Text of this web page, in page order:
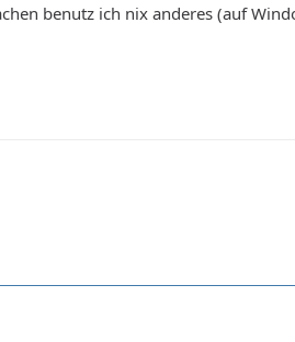
benutz ich nix anderes (auf